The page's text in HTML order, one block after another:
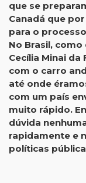
que se
Canadá que
para o
No Brasil,
Cecília Minai
com o carro
até onde
com um país
muito rápido.
dúvida
rapidamente e
políticas